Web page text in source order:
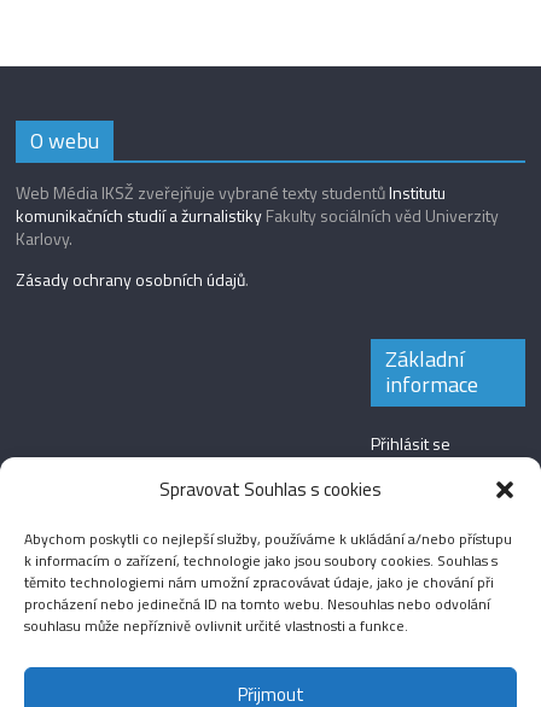
Spravovat Souhlas s cookies
Abychom poskytli co nejlepší služby, používáme k ukládání a/nebo přístupu
k informacím o zařízení, technologie jako jsou soubory cookies. Souhlas s
těmito technologiemi nám umožní zpracovávat údaje, jako je chování při
procházení nebo jedinečná ID na tomto webu. Nesouhlas nebo odvolání
souhlasu může nepříznivě ovlivnit určité vlastnosti a funkce.
Přijmout
O webu
Web Média IKSŽ zveřejňuje vybrané texty studentůInstitutu
komunikačních studií a žurnalistikyFakulty sociálních věd Univerzity
Karlovy.
Zásady ochrany osobních údajů.
Základní
informace
Přihlásit se
Zdroj kanálů
Kanál komentářů
Česká lokalizace